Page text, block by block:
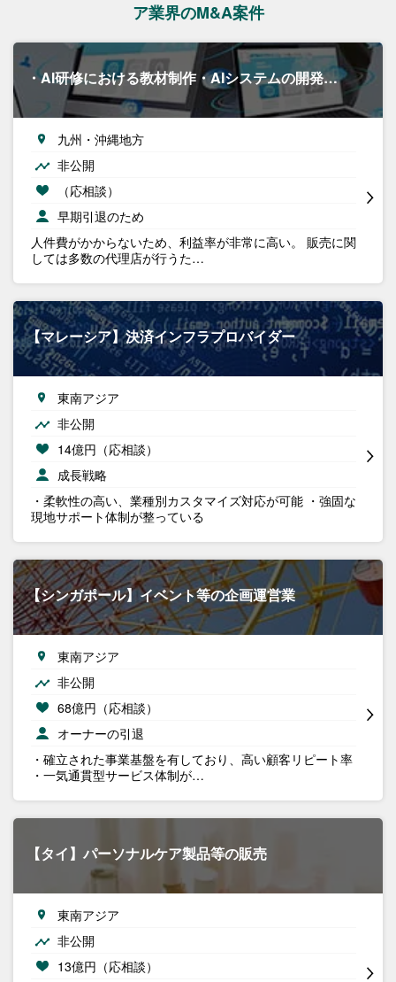
ア業界のM&A案件
・AI研修における教材制作・AIシステムの開発…
九州・沖縄地方
非公開
（応相談）
早期引退のため
人件費がかからないため、利益率が非常に高い。 販売に関
しては多数の代理店が行うた…
【マレーシア】決済インフラプロバイダー
東南アジア
非公開
14億円（応相談）
成長戦略
・柔軟性の高い、業種別カスタマイズ対応が可能 ・強固な
現地サポート体制が整っている
【シンガポール】イベント等の企画運営業
東南アジア
非公開
68億円（応相談）
オーナーの引退
・確立された事業基盤を有しており、高い顧客リピート率
・一気通貫型サービス体制が…
【タイ】パーソナルケア製品等の販売
東南アジア
非公開
13億円（応相談）